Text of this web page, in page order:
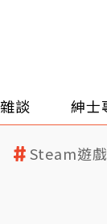
談 紳士
Steam遊戲